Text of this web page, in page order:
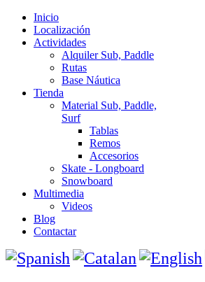
Inicio
Localización
Actividades
Alquiler Sub, Paddle
Rutas
Base Náutica
Tienda
Material Sub, Paddle,
Surf
Tablas
Remos
Accesorios
Skate - Longboard
Snowboard
Multimedia
Videos
Blog
Contactar